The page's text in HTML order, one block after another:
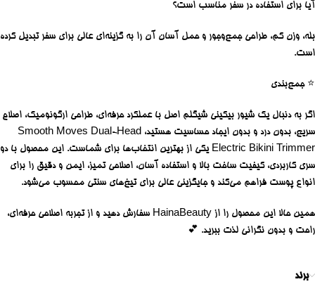
آیا برای استفاده در سفر مناسب است؟
بله، وزن کم، طراحی جمع‌وجور و حمل آسان آن را به گزینه‌ای عالی برای سفر تبدیل کرده
است.
⭐ جمع‌بندی
اگر به دنبال یک شیور بیکینی شیگلم اصل با عملکرد حرفه‌ای، طراحی ارگونومیک، اصلاح
سریع، بدون درد و بدون ایجاد حساسیت هستید، Smooth Moves Dual-Head
Electric Bikini Trimmer یکی از بهترین انتخاب‌ها برای شماست. این محصول با دو
سری کاربردی، کیفیت ساخت بالا و استفاده آسان، اصلاحی تمیز، ایمن و دقیق را برای
انواع پوست فراهم می‌کند و جایگزینی عالی برای تیغ‌های سنتی محسوب می‌شود.
همین حالا این محصول را از HainaBeauty سفارش دهید و از تجربه اصلاحی حرفه‌ای،
راحت و بدون نگرانی لذت ببرید. 💕
برند